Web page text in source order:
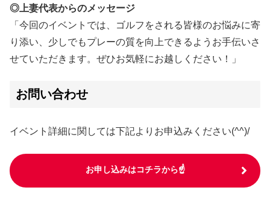
◎上妻代表からのメッセージ
「今回のイベントでは、ゴルフをされる皆様のお悩みに寄
り添い、少しでもプレーの質を向上できるようお手伝いさ
せていただきます。ぜひお気軽にお越しください！」
お問い合わせ
イベント詳細に関しては下記よりお申込みください(^^)/
お申し込みはコチラから☝